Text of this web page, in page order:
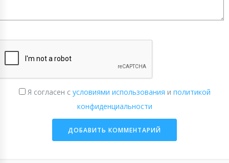
Я согласен с условиями использования и политикой
конфиденциальности